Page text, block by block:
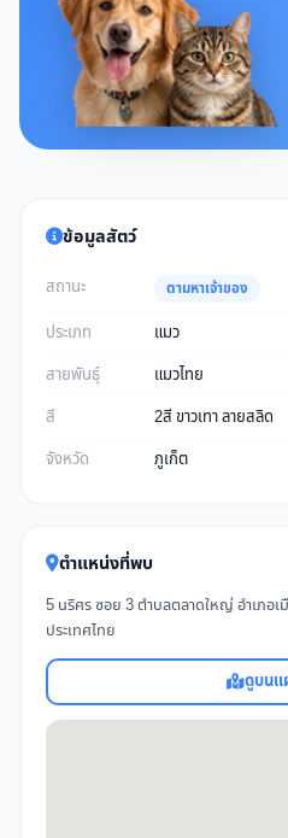
ข้อมูลสัตว์
สถานะ ตามหาเจ้าของ
ประเภท
แมว
สายพันธุ์
แมวไทย
สี
2สี ขาวเทา ลายสลิด
จังหวัด
ภูเก็ต
ตำแหน่งที่พบ
5 นริศร ซอย 3 ตำบลตลาดใหญ่ อำเภอ
ประเทศไทย
ดูบน